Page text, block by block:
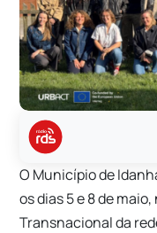
O Município de
os dias 5 e 8 de
Transnacional da